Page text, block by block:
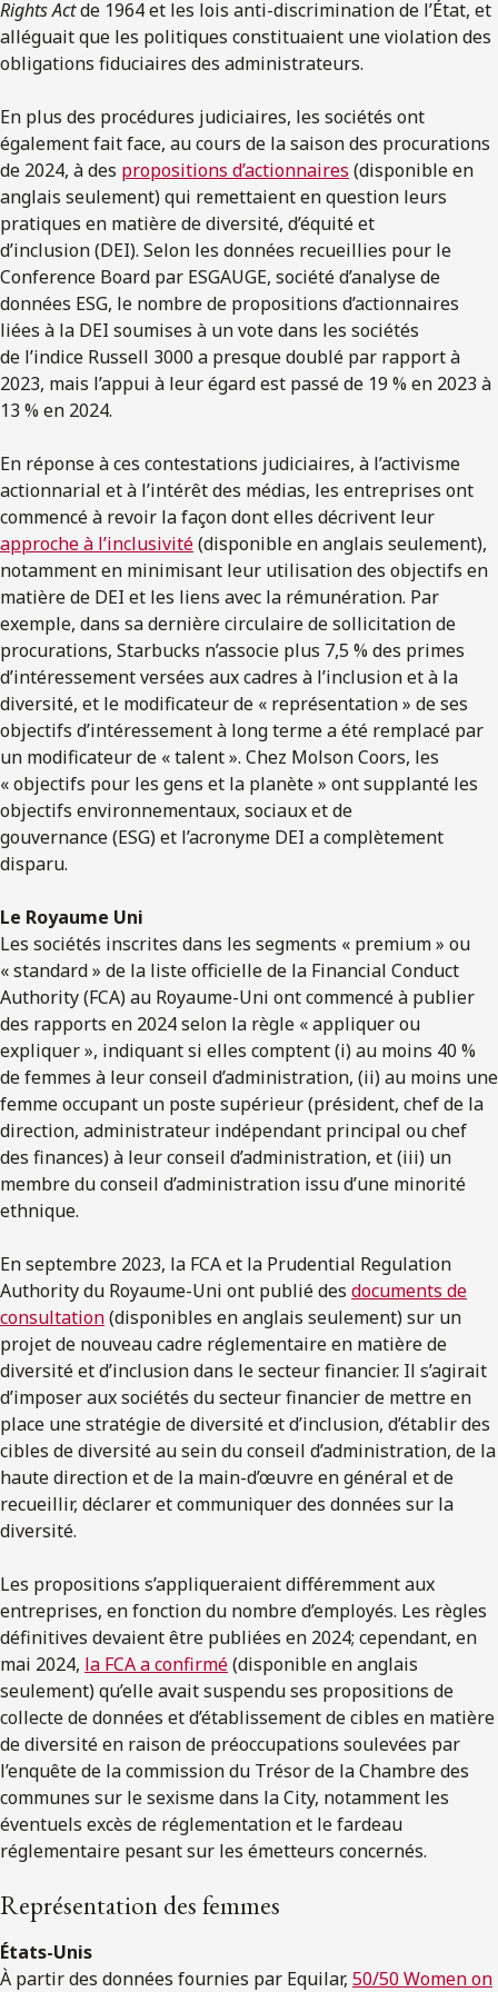
Rights Actde 1964 et les lois anti-discrimination de l’État, et
alléguait que les politiques constituaient une violation des
obligations fiduciaires des administrateurs.
En plus des procédures judiciaires, les sociétés ont
également fait face, au cours de la saison des procurations
de 2024, à des propositions d’actionnaires (disponible en
anglais seulement) qui remettaient en question leurs
pratiques en matière de diversité, d’équité et
d’inclusion (DEI). Selon les données recueillies pour le
Conference Board par ESGAUGE, société d’analyse de
données ESG, le nombre de propositions d’actionnaires
liées à la DEI soumises à un vote dans les sociétés
de l’indice Russell 3000 a presque doublé par rapport à
2023, mais l’appui à leur égard est passé de 19 % en 2023 à
13 % en 2024.
En réponse à ces contestations judiciaires, à l’activisme
actionnarial et à l’intérêt des médias, les entreprises ont
commencé à revoir la façon dont elles décrivent leur
approche à l’inclusivité(disponible en anglais seulement),
notamment en minimisant leur utilisation des objectifs en
matière de DEI et les liens avec la rémunération. Par
exemple, dans sa dernière circulaire de sollicitation de
procurations, Starbucks n’associe plus 7,5 % des primes
d’intéressement versées aux cadres à l’inclusion et à la
diversité, et le modificateur de « représentation » de ses
objectifs d’intéressement à long terme a été remplacé par
un modificateur de « talent ». Chez Molson Coors, les
« objectifs pour les gens et la planète » ont supplanté les
objectifs environnementaux, sociaux et de
gouvernance (ESG) et l’acronyme DEI a complètement
disparu.
Le Royaume Uni
Les sociétés inscrites dans les segments « premium » ou
« standard » de la liste officielle de la Financial Conduct
Authority (FCA) au Royaume-Uni ont commencé à publier
des rapports en 2024 selon la règle « appliquer ou
expliquer », indiquant si elles comptent (i) au moins 40 %
de femmes à leur conseil d’administration, (ii) au moins une
femme occupant un poste supérieur (président, chef de la
direction, administrateur indépendant principal ou chef
des finances) à leur conseil d’administration, et (iii) un
membre du conseil d’administration issu d’une minorité
ethnique.
En septembre 2023, la FCA et la Prudential Regulation
Authority du Royaume-Uni ont publié des documents de
consultation(disponibles en anglais seulement) sur un
projet de nouveau cadre réglementaire en matière de
diversité et d’inclusion dans le secteur financier. Il s’agirait
d’imposer aux sociétés du secteur financier de mettre en
place une stratégie de diversité et d’inclusion, d’établir des
cibles de diversité au sein du conseil d’administration, de la
haute direction et de la main-d’œuvre en général et de
recueillir, déclarer et communiquer des données sur la
diversité.
Les propositions s’appliqueraient différemment aux
entreprises, en fonction du nombre d’employés. Les règles
définitives devaient être publiées en 2024; cependant, en
mai 2024, la FCA a confirmé(disponible en anglais
seulement) qu’elle avait suspendu ses propositions de
collecte de données et d’établissement de cibles en matière
de diversité en raison de préoccupations soulevées par
l’enquête de la commission du Trésor de la Chambre des
communes sur le sexisme dans la City, notamment les
éventuels excès de réglementation et le fardeau
réglementaire pesant sur les émetteurs concernés.
Représentation des femmes
États-Unis
À partir des données fournies par Equilar, 50/50 Women on